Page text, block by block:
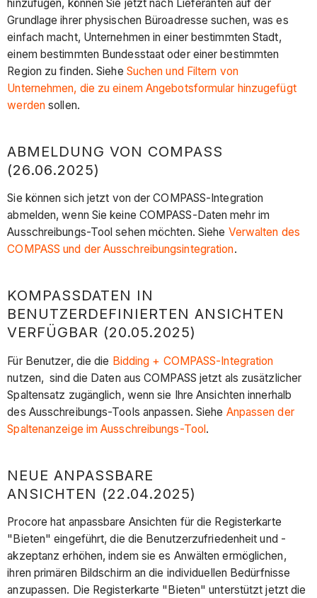
hinzufügen, können Sie jetzt nach Lieferanten auf der
Grundlage ihrer physischen Büroadresse suchen, was es
einfach macht, Unternehmen in einer bestimmten Stadt,
einem bestimmten Bundesstaat oder einer bestimmten
Region zu finden. Siehe Suchen und Filtern von
Unternehmen, die zu einem Angebotsformular hinzugefügt
werden sollen.
ABMELDUNG VON COMPASS
(26.06.2025)
Sie können sich jetzt von der COMPASS-Integration
abmelden, wenn Sie keine COMPASS-Daten mehr im
Ausschreibungs-Tool sehen möchten. Siehe Verwalten des
COMPASS und der Ausschreibungsintegration.
KOMPASSDATEN IN
BENUTZERDEFINIERTEN ANSICHTEN
VERFÜGBAR (20.05.2025)
Für Benutzer, die die Bidding + COMPASS-Integration
nutzen, sind die Daten aus COMPASS jetzt als zusätzlicher
Spaltensatz zugänglich, wenn sie Ihre Ansichten innerhalb
des Ausschreibungs-Tools anpassen. Siehe Anpassen der
Spaltenanzeige im Ausschreibungs-Tool.
NEUE ANPASSBARE
ANSICHTEN (22.04.2025)
Procore hat anpassbare Ansichten für die Registerkarte
"Bieten" eingeführt, die die Benutzerzufriedenheit und -
akzeptanz erhöhen, indem sie es Anwälten ermöglichen,
ihren primären Bildschirm an die individuellen Bedürfnisse
anzupassen. Die Registerkarte "Bieten" unterstützt jetzt die